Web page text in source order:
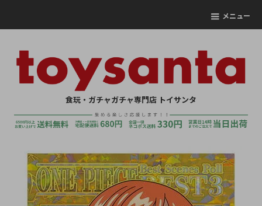
メニュー
食玩・ガチャガチャ専門店 トイサンタ